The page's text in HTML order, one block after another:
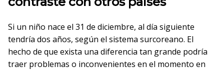
Si un niño nace el 31 de diciembre, al día siguiente
tendría dos años, según el sistema surcoreano. El
hecho de que exista una diferencia tan grande podría
traer problemas o inconvenientes en el momento en